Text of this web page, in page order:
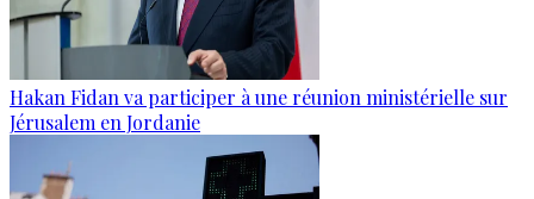
Hakan Fidan va participer à une réunion ministérielle sur
Jérusalem en Jordanie